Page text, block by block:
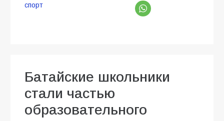
спорт
Батайские школьники
стали частью
образовательного